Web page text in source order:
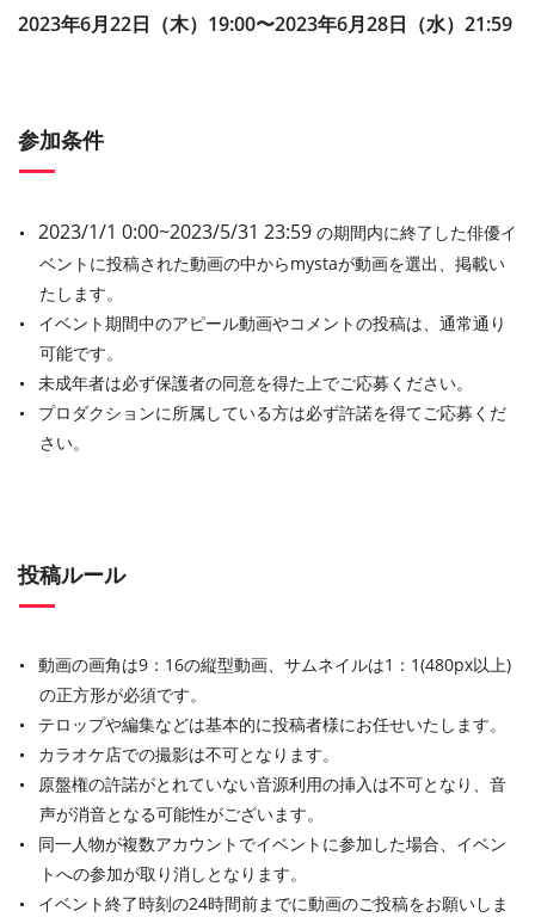
2023年6月22日（木）19:00〜2023年6月28日（水）21:59
参加条件
2023/1/1 0:00~2023/5/31 23:59 の期間内に終了した俳優イ
ベントに投稿された動画の中からmystaが動画を選出、掲載い
たします。
イベント期間中のアピール動画やコメントの投稿は、通常通り
可能です。
未成年者は必ず保護者の同意を得た上でご応募ください。
プロダクションに所属している方は必ず許諾を得てご応募くだ
さい。
投稿ルール
動画の画角は9：16の縦型動画、サムネイルは1：1(480px以上)
の正方形が必須です。
テロップや編集などは基本的に投稿者様にお任せいたします。
カラオケ店での撮影は不可となります。
原盤権の許諾がとれていない音源利用の挿入は不可となり、音
声が消音となる可能性がございます。
同一人物が複数アカウントでイベントに参加した場合、イベン
トへの参加が取り消しとなります。
イベント終了時刻の24時間前までに動画のご投稿をお願いしま